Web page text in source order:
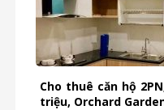
Cho thuê căn hộ
triệu, Orchard